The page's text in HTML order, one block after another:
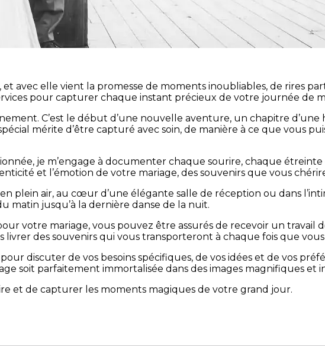
et avec elle vient la promesse de moments inoubliables, de rires
pour capturer chaque instant précieux de votre journée de
C’est le début d’une nouvelle aventure, un chapitre
mérite d’être capturé avec soin, de manière à ce que vous
je m’engage à documenter chaque sourire, chaque
et l’émotion de votre mariage, des souvenirs que vous
plein air, au cœur d’une élégante salle de réception ou dans
matin jusqu’à la dernière danse de la nuit.
votre mariage, vous pouvez être assurés de recevoir un travail
livrer des souvenirs qui vous transporteront à chaque fois que
discuter de vos besoins spécifiques, de vos idées et de vos
soit parfaitement immortalisée dans des images magnifiques et
et de capturer les moments magiques de votre grand jour.